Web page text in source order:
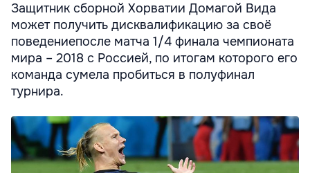
Защитник сборной Хорватии Домагой Вида
может получить дисквалификацию за своё
поведениепосле матча 1/4 финала чемпионата
мира – 2018 с Россией, по итогам которого его
команда сумела пробиться в полуфинал
турнира.